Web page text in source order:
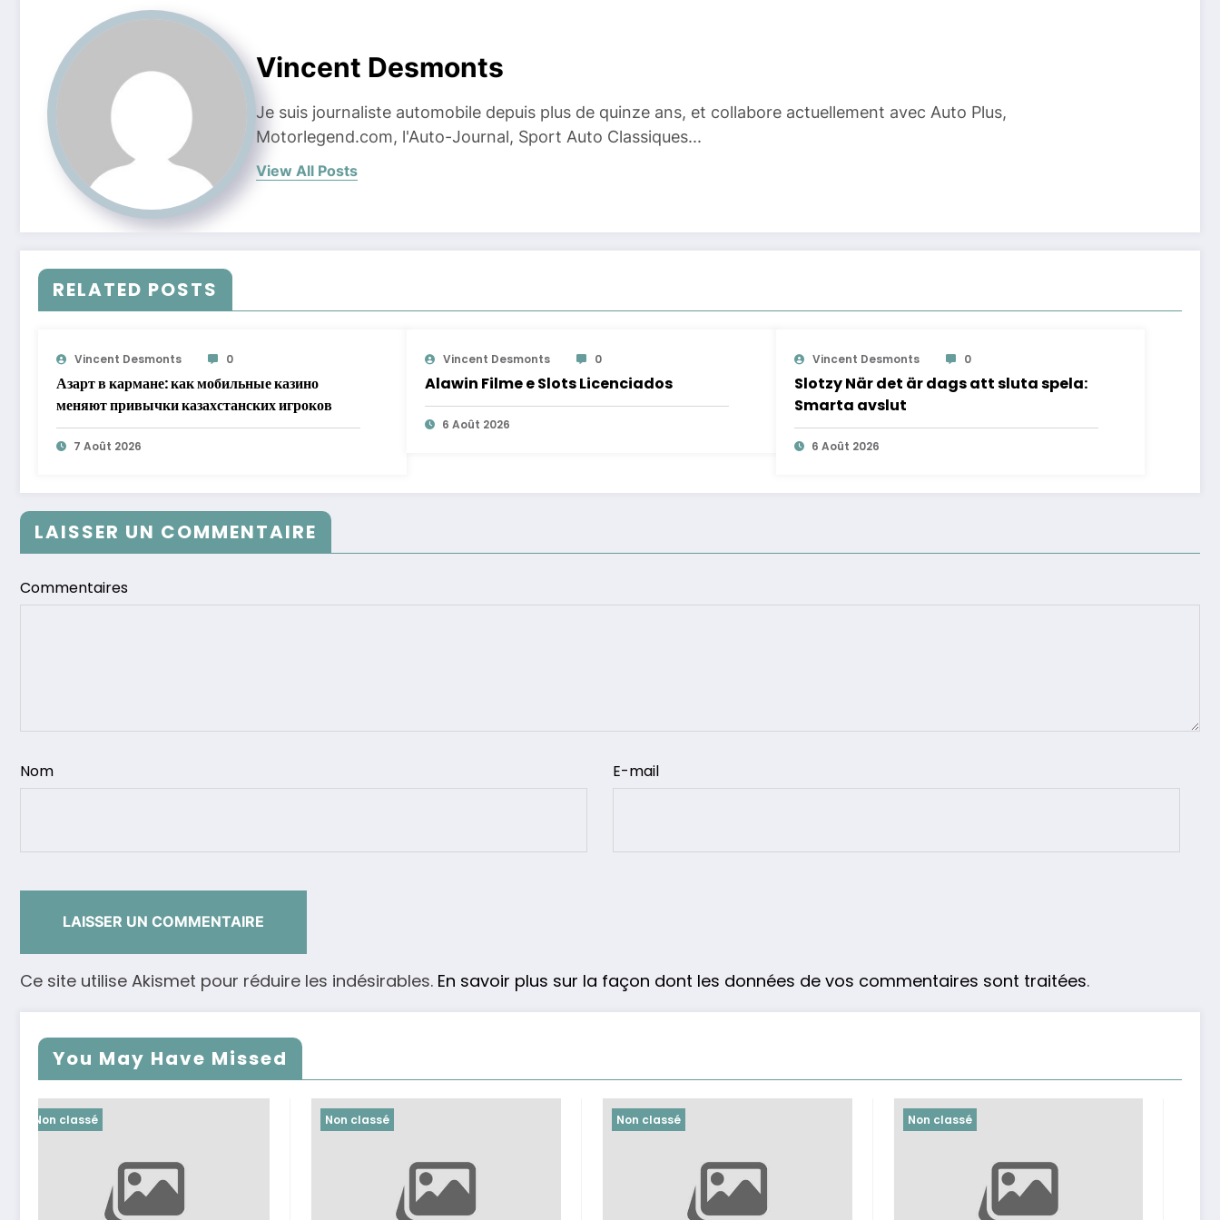
Vincent Desmonts
Je suis journaliste automobile depuis plus de quinze ans, et collabore actuellement avec Auto Plus,
Motorlegend.com, l'Auto-Journal, Sport Auto Classiques...
View All Posts
RELATED POSTS
Vincent Desmonts 0
Азарт в кармане: как мобильные казино
меняют привычки казахстанских игроков
7 Août 2026
Vincent Desmonts 0
Alawin Filme e Slots Licenciados
6 Août 2026
Vincent Desmonts 0
Slotzy När det är dags att sluta spela:
Smarta avslut
6 Août 2026
LAISSER UN COMMENTAIRE
Commentaires
Nom E-mail
Ce site utilise Akismet pour réduire les indésirables. En savoir plus sur la façon dont les données de vos commentaires sont traitées.
You May Have Missed